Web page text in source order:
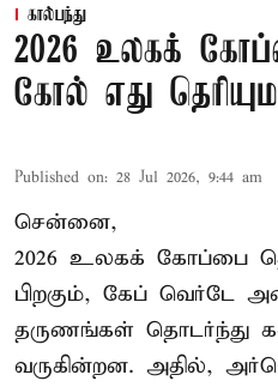
கால்பந்து
2026 உலகக்
கோல் எது
Published on: 28 Jul 2026, 9:44 am
சென்னை,
2026 உலகக் கோப்பை
பிறகும், கேப் வெர்டே
தருணங்கள் தொடர்ந்து
வருகின்றன. அதில்,